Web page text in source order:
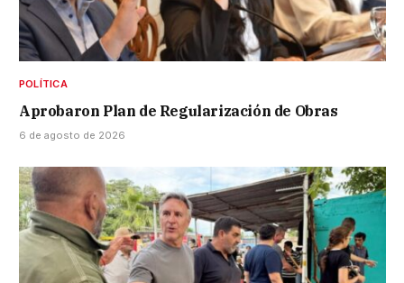
POLÍTICA
Aprobaron Plan de Regularización de Obras
6 de agosto de 2026